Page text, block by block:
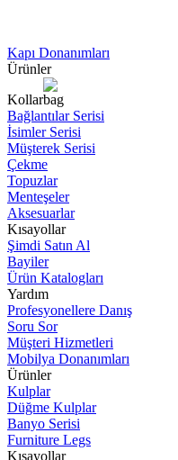
Kapı Donanımları
Ürünler
Kollar
Bağlantılar Serisi
İsimler Serisi
Müşterek Serisi
Çekme
Topuzlar
Menteşeler
Aksesuarlar
Kısayollar
Şimdi Satın Al
Bayiler
Ürün Katalogları
Yardım
Profesyonellere Danış
Soru Sor
Müşteri Hizmetleri
Mobilya Donanımları
Ürünler
Kulplar
Düğme Kulplar
Banyo Serisi
Furniture Legs
Kısayollar